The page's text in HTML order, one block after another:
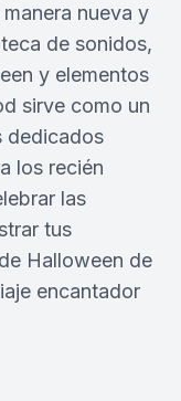
nueva y
de sonidos,
y elementos
sirve como un
dedicados
los recién
las
tus
Halloween de
encantador